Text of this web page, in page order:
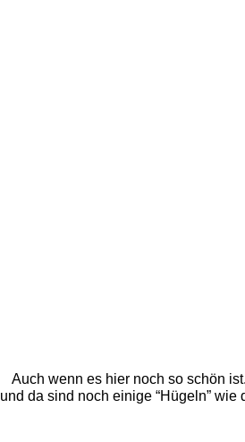
Auch wenn es hier noch so schön
und da sind noch einige “Hügeln”